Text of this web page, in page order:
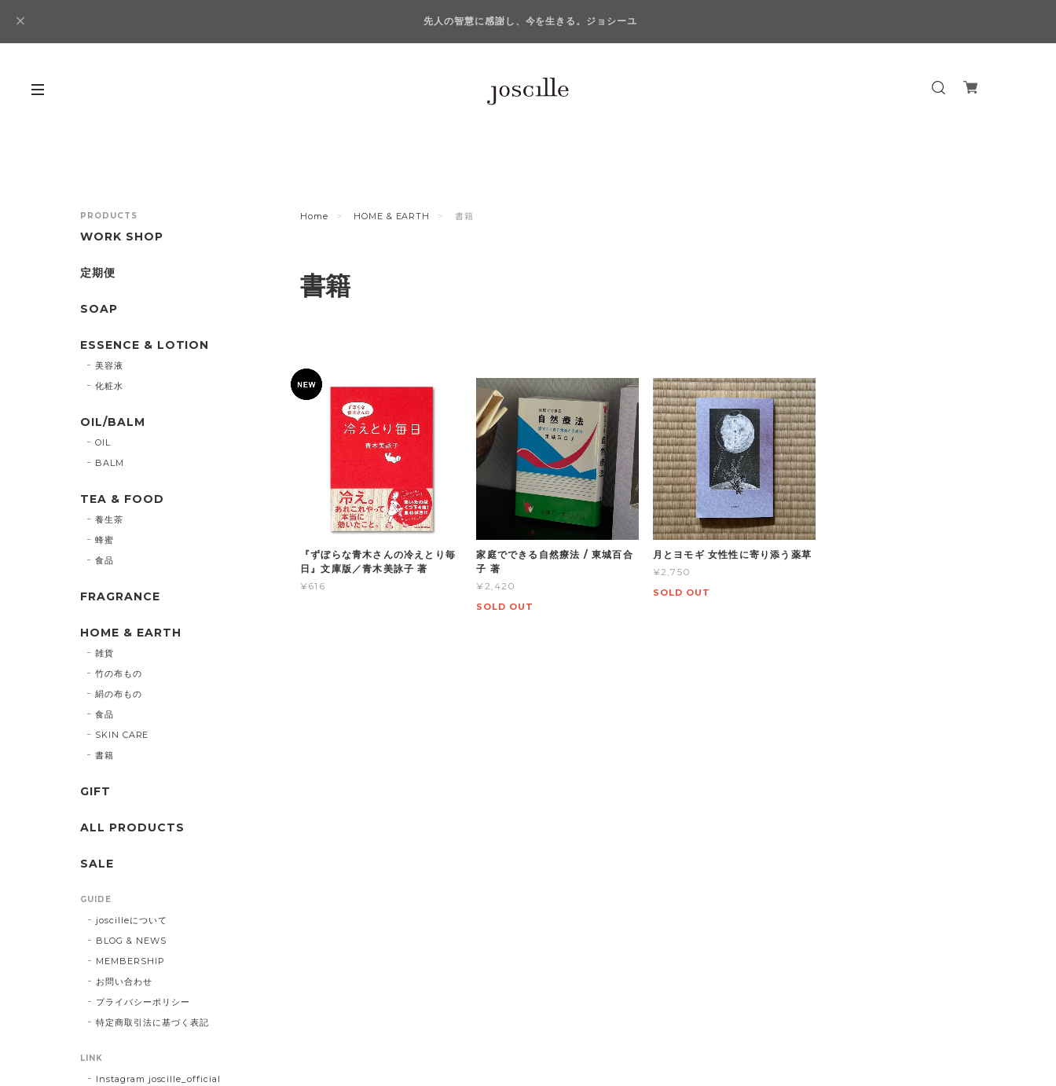
先人の智慧に感謝し、今を生きる。ジョシーユ
Home HOME & EARTH 書籍
書籍
『ずぼらな青木さんの冷えとり毎
日』文庫版／青木美詠子 著
¥616
家庭でできる自然療法 / 東城百合
子 著
¥2,420
SOLD OUT
月とヨモギ 女性性に寄り添う薬草
¥2,750
SOLD OUT
PRODUCTS
WORK SHOP
定期便
SOAP
ESSENCE & LOTION
美容液
化粧水
OIL/BALM
OIL
BALM
TEA & FOOD
養生茶
蜂蜜
食品
FRAGRANCE
HOME & EARTH
雑貨
竹の布もの
絹の布もの
食品
SKIN CARE
書籍
GIFT
ALL PRODUCTS
SALE
GUIDE
joscilleについて
BLOG & NEWS
MEMBERSHIP
お問い合わせ
プライバシーポリシー
特定商取引法に基づく表記
LINK
Instagram joscille_official